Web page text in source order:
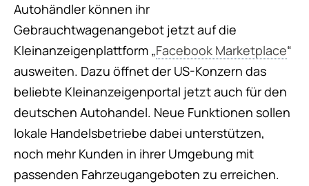
Autohändler können ihr
Gebrauchtwagenangebot jetzt auf die
Kleinanzeigenplattform „Facebook Marketplace“
ausweiten. Dazu öffnet der US-Konzern das
beliebte Kleinanzeigenportal jetzt auch für den
deutschen Autohandel. Neue Funktionen sollen
lokale Handelsbetriebe dabei unterstützen,
noch mehr Kunden in ihrer Umgebung mit
passenden Fahrzeugangeboten zu erreichen.